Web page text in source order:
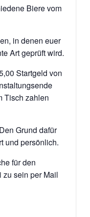
Biere vom
in denen euer
Art geprüft wird.
Startgeld von
Tisch zahlen
Grund dafür
und persönlich.
für den
zu sein per Mail